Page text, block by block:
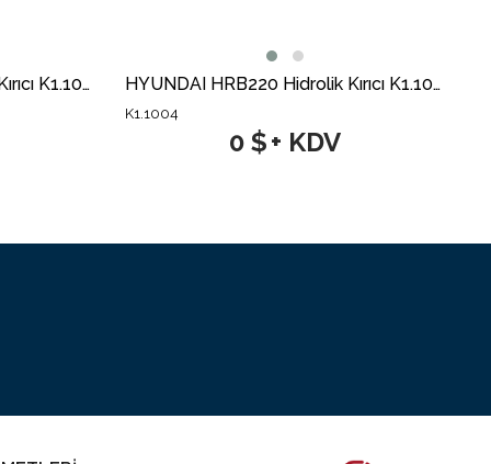
HYUNDAI HRB040 Hidrolik Kırıcı K1.1000 HYUNDAI HRB220 Hidrolik Kırıcı K1.1004
K1.1004
0 $+ KDV